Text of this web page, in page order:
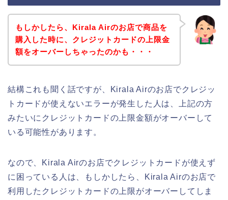
もしかしたら、Kirala Airのお店で商品を
購入した時に、クレジットカードの上限金
額をオーバーしちゃったのかも・・・
結構これも聞く話ですが、Kirala Airのお店でクレジッ
トカードが使えないエラーが発生した人は、上記の方
みたいにクレジットカードの上限金額がオーバーして
いる可能性があります。
なので、Kirala Airのお店でクレジットカードが使えず
に困っている人は、もしかしたら、Kirala Airのお店で
利用したクレジットカードの上限がオーバーしてしま